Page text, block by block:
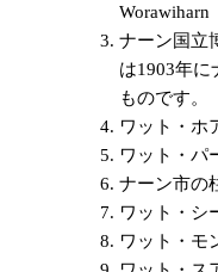
Worawiharn
ナーン国立
は1903年に
ものです。
ワット・ホ
ワット・パ
ナーン市の
ワット・シ
ワット・モ